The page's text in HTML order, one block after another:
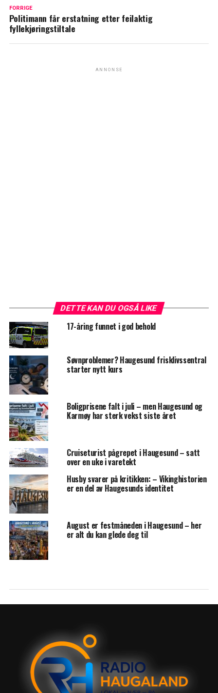
FORRIGE
Politimann får erstatning etter feilaktig
fyllekjøringstiltale
ANNONSE
DETTE KAN DU OGSÅ LIKE
17-åring funnet i god behold
Søvnproblemer? Haugesund frisklivssentral
starter nytt kurs
Boligprisene falt i juli – men Haugesund og
Karmøy har sterk vekst siste året
Cruiseturist pågrepet i Haugesund – satt
over en uke i varetekt
Husby svarer på kritikken: – Vikinghistorien
er en del av Haugesunds identitet
August er festmåneden i Haugesund – her
er alt du kan glede deg til